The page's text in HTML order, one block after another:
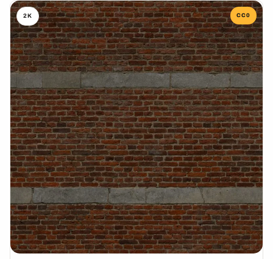
2K CC0